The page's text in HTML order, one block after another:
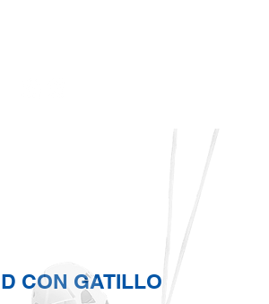
CON GATILLO